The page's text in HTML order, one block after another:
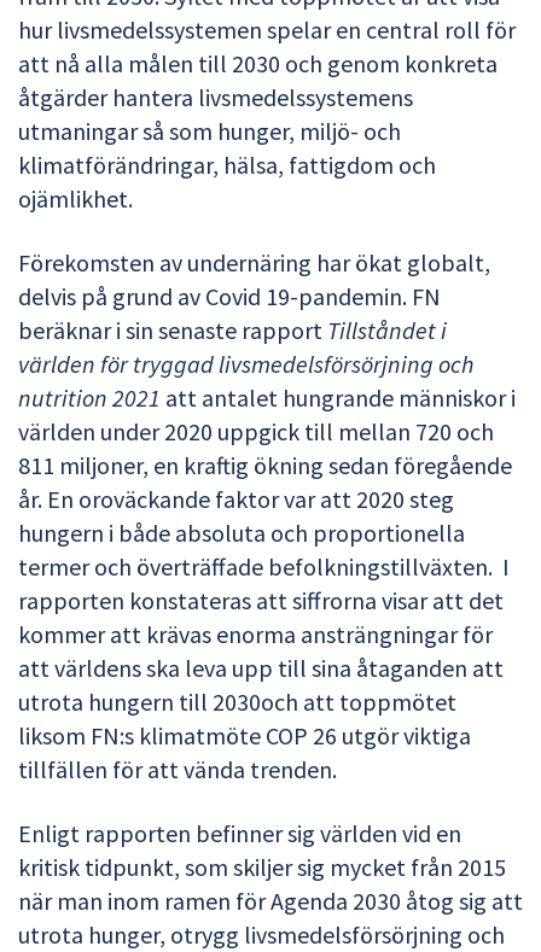
hur livsmedelssystemen spelar en central roll för
att nå alla målen till 2030 och genom konkreta
åtgärder hantera livsmedelssystemens
utmaningar så som hunger, miljö- och
klimatförändringar, hälsa, fattigdom och
ojämlikhet.
Förekomsten av undernäring har ökat globalt,
delvis på grund av Covid 19-pandemin. FN
beräknar i sin senaste rapport Tillståndet i
världen för tryggad livsmedelsförsörjning och
nutrition 2021 att antalet hungrande människor i
världen under 2020 uppgick till mellan 720 och
811 miljoner, en kraftig ökning sedan föregående
år. En oroväckande faktor var att 2020 steg
hungern i både absoluta och proportionella
termer och överträffade befolkningstillväxten. I
rapporten konstateras att siffrorna visar att det
kommer att krävas enorma ansträngningar för
att världens ska leva upp till sina åtaganden att
utrota hungern till 2030och att toppmötet
liksom FN:s klimatmöte COP 26 utgör viktiga
tillfällen för att vända trenden.
Enligt rapporten befinner sig världen vid en
kritisk tidpunkt, som skiljer sig mycket från 2015
när man inom ramen för Agenda 2030 åtog sig att
utrota hunger, otrygg livsmedelsförsörjning och